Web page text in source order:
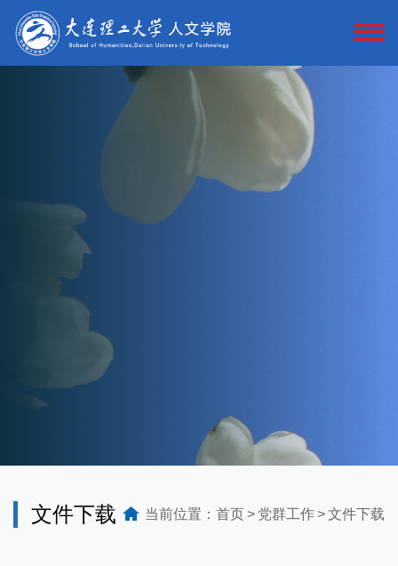
文件下载 当前位置： 首页 党群工作 文件下载